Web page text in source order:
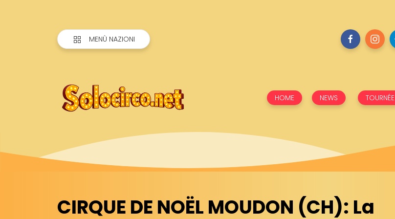
MENÙ NAZIONI
HOME NEWS TOURNÉE
CIRQUE DE NOËL MOUDON (CH): La